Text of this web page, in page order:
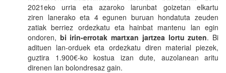
2021eko urria eta azaroko larunbat goizetan elkartu
ziren lanerako eta 4 egunen buruan hondatuta zeuden
zatiak berriez ordezkatu eta hainbat mantenu lan egin
ondoren, bi irin-errotak martxan jartzea lortu zuten. Bi
adituen lan-orduek eta ordezkatu diren material piezek,
guztira 1.900€-ko kostua izan dute, auzolanean aritu
direnen lan bolondresaz gain.